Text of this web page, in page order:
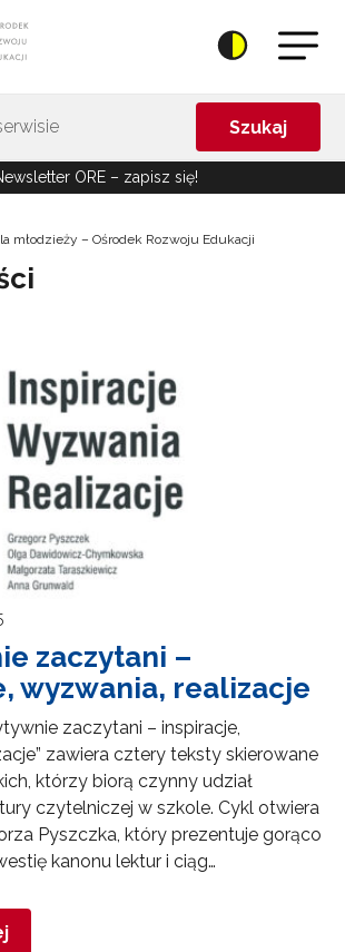
Szukaj
ORE – zapisz się!
młodzieży – Ośrodek Rozwoju Edukacji
zaczytani –
wyzwania, realizacje
zaczytani – inspiracje,
zawiera cztery teksty skierowane
którzy biorą czynny udział
czytelniczej w szkole. Cykl otwiera
Pyszczka, który prezentuje gorąco
kanonu lektur i ciąg…